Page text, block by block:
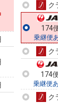
ク
174
乗継便
ク
174
乗継便
ク